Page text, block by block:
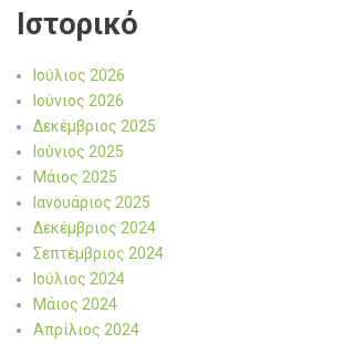
Ιστορικό
Ιούλιος 2026
Ιούνιος 2026
Δεκέμβριος 2025
Ιούνιος 2025
Μάιος 2025
Ιανουάριος 2025
Δεκέμβριος 2024
Σεπτέμβριος 2024
Ιούλιος 2024
Μάιος 2024
Απρίλιος 2024